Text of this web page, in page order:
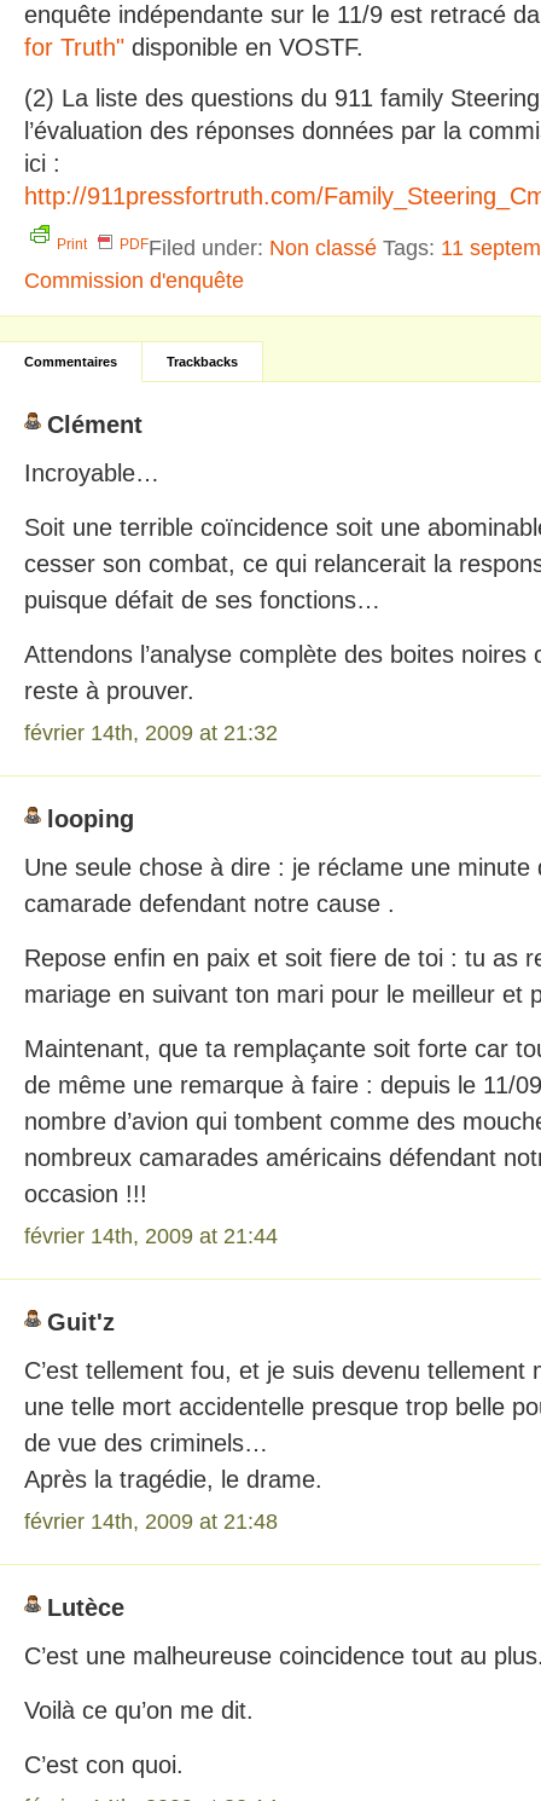
enquête indépendante sur le 11/9 est retracé
for Truth" disponible en VOSTF.
(2) La liste des questions du 911 family
l’évaluation des réponses données par la
ici :
http://911pressfortruth.com/
Print PDFFiled under: Non classé Tags: 11
Commission d'enquête
Commentaires Trackbacks
Clément
Incroyable…
Soit une terrible coïncidence soit une
cesser son combat, ce qui relancerait la
puisque défait de ses fonctions…
Attendons l’analyse complète des boites noires
reste à prouver.
février 14th, 2009 at 21:32
looping
Une seule chose à dire : je réclame une minute
camarade defendant notre cause .
Repose enfin en paix et soit fiere de toi : tu as
mariage en suivant ton mari pour le meilleur et
Maintenant, que ta remplaçante soit forte car
de même une remarque à faire : depuis le 11/
nombre d’avion qui tombent comme des
nombreux camarades américains défendant
occasion !!!
février 14th, 2009 at 21:44
Guit'z
C’est tellement fou, et je suis devenu tellement
une telle mort accidentelle presque trop belle
de vue des criminels…
Après la tragédie, le drame.
février 14th, 2009 at 21:48
Lutèce
C’est une malheureuse coincidence tout au
Voilà ce qu’on me dit.
C’est con quoi.